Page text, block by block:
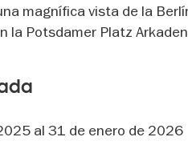
magnífica vista de la
la Potsdamer Platz
al 31 de enero de 2026